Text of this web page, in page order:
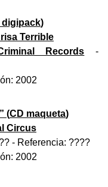
digipack)
Terrible
Records -
2002
” (CD maqueta)
Circus
- Referencia: ????
2002